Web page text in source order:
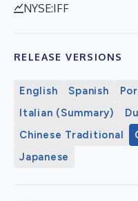
NYSE:IFF
RELEASE VERSIONS
English Spanish
Italian (Summary)
Chinese Traditional
Japanese